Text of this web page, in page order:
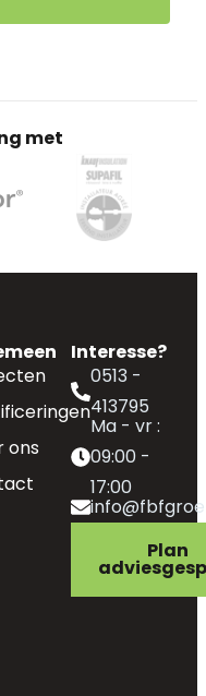
met
ons
Interesse?
0513 -
413795
Ma - vr :
09:00 -
17:00
Plan